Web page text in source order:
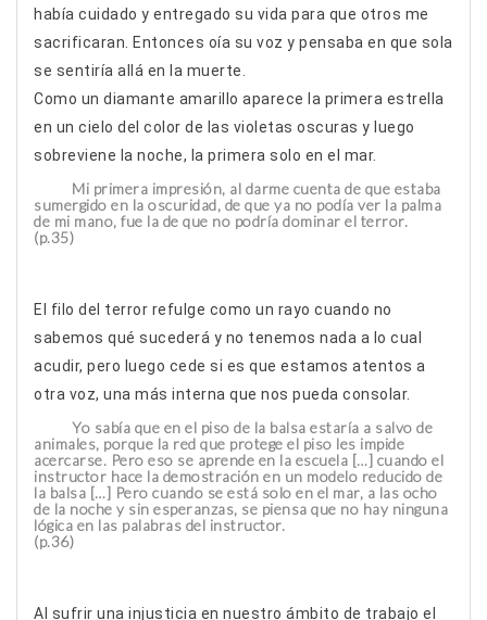
había cuidado y entregado su vida para que otros me
sacrificaran. Entonces oía su voz y pensaba en que sola
se sentiría allá en la muerte.
Como un diamante amarillo aparece la primera estrella
en un cielo del color de las violetas oscuras y luego
sobreviene la noche, la primera solo en el mar.
Mi primera impresión, al darme cuenta de que estaba
sumergido en la oscuridad, de que ya no podía ver la palma
de mi mano, fue la de que no podría dominar el terror.
(p.35)
El filo del terror refulge como un rayo cuando no
sabemos qué sucederá y no tenemos nada a lo cual
acudir, pero luego cede si es que estamos atentos a
otra voz, una más interna que nos pueda consolar.
Yo sabía que en el piso de la balsa estaría a salvo de
animales, porque la red que protege el piso les impide
acercarse. Pero eso se aprende en la escuela […] cuando el
instructor hace la demostración en un modelo reducido de
la balsa […] Pero cuando se está solo en el mar, a las ocho
de la noche y sin esperanzas, se piensa que no hay ninguna
lógica en las palabras del instructor.
(p.36)
Al sufrir una injusticia en nuestro ámbito de trabajo el